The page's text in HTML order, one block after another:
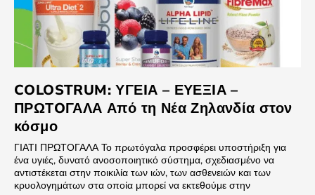
COLOSTRUM: ΥΓΕIΑ – ΕΥΕΞIΑ –
ΠΡΩΤOΓΑΛΑ Από τη Νέα Ζηλανδία στον
κόσμο
ΓΙΑΤΙ ΠΡΩΤΟΓΑΛΑ Το πρωτόγαλα προσφέρει υποστήριξη για
ένα υγιές, δυνατό ανοσοποιητικό σύστημα, σχεδιασμένο να
αντιστέκεται στην ποικιλία των ιών, των ασθενειών και των
κρυολογημάτων στα οποία μπορεί να εκτεθούμε στην